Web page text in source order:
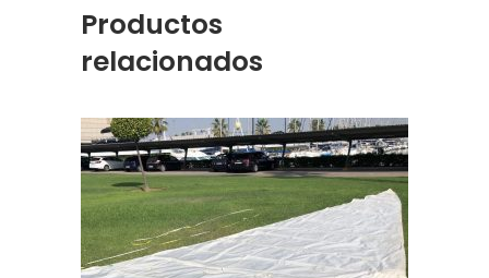
Productos
relacionados